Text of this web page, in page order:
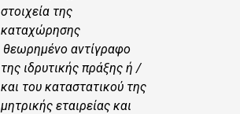
στοιχεία της
καταχώρησης
θεωρημένο αντίγραφο
της ιδρυτικής πράξης ή /
και του καταστατικού της
μητρικής εταιρείας και